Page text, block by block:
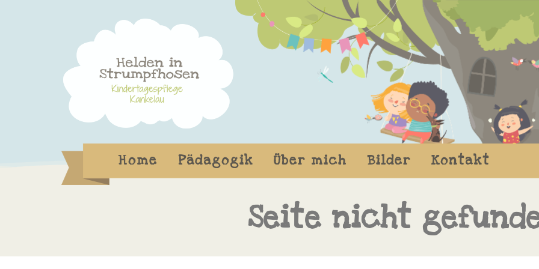
Home Pädagogik Über mich Bilder Kontakt
Seite nicht